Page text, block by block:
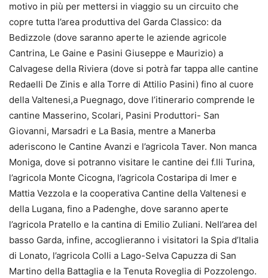
motivo in più per mettersi in viaggio su un circuito che
copre tutta l’area produttiva del Garda Classico: da
Bedizzole (dove saranno aperte le aziende agricole
Cantrina, Le Gaine e Pasini Giuseppe e Maurizio) a
Calvagese della Riviera (dove si potrà far tappa alle cantine
Redaelli De Zinis e alla Torre di Attilio Pasini) fino al cuore
della Valtenesi,a Puegnago, dove l’itinerario comprende le
cantine Masserino, Scolari, Pasini Produttori- San
Giovanni, Marsadri e La Basia, mentre a Manerba
aderiscono le Cantine Avanzi e l’agricola Taver. Non manca
Moniga, dove si potranno visitare le cantine dei f.lli Turina,
l’agricola Monte Cicogna, l’agricola Costaripa di Imer e
Mattia Vezzola e la cooperativa Cantine della Valtenesi e
della Lugana, fino a Padenghe, dove saranno aperte
l’agricola Pratello e la cantina di Emilio Zuliani. Nell’area del
basso Garda, infine, accoglieranno i visitatori la Spia d’Italia
di Lonato, l’agricola Colli a Lago-Selva Capuzza di San
Martino della Battaglia e la Tenuta Roveglia di Pozzolengo.